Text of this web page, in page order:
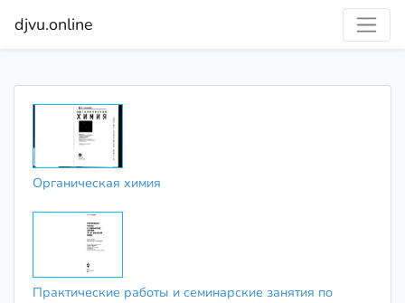
djvu.online
Органическая химия
Практические работы и семинарские занятия по